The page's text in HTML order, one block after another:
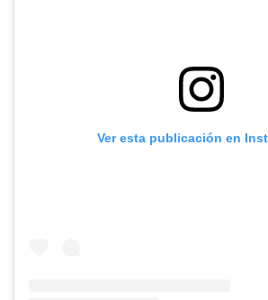
Ver esta publicación en